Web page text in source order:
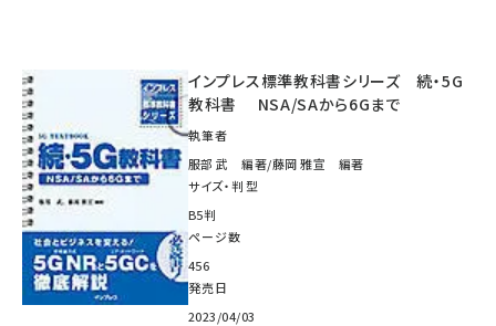
インプレス標準教科書シリーズ 続・5G
教科書 NSA/SAから6Gまで
執筆者
服部 武 編著/藤岡 雅宣 編著
サイズ・判型
B5判
ページ数
456
発売日
2023/04/03